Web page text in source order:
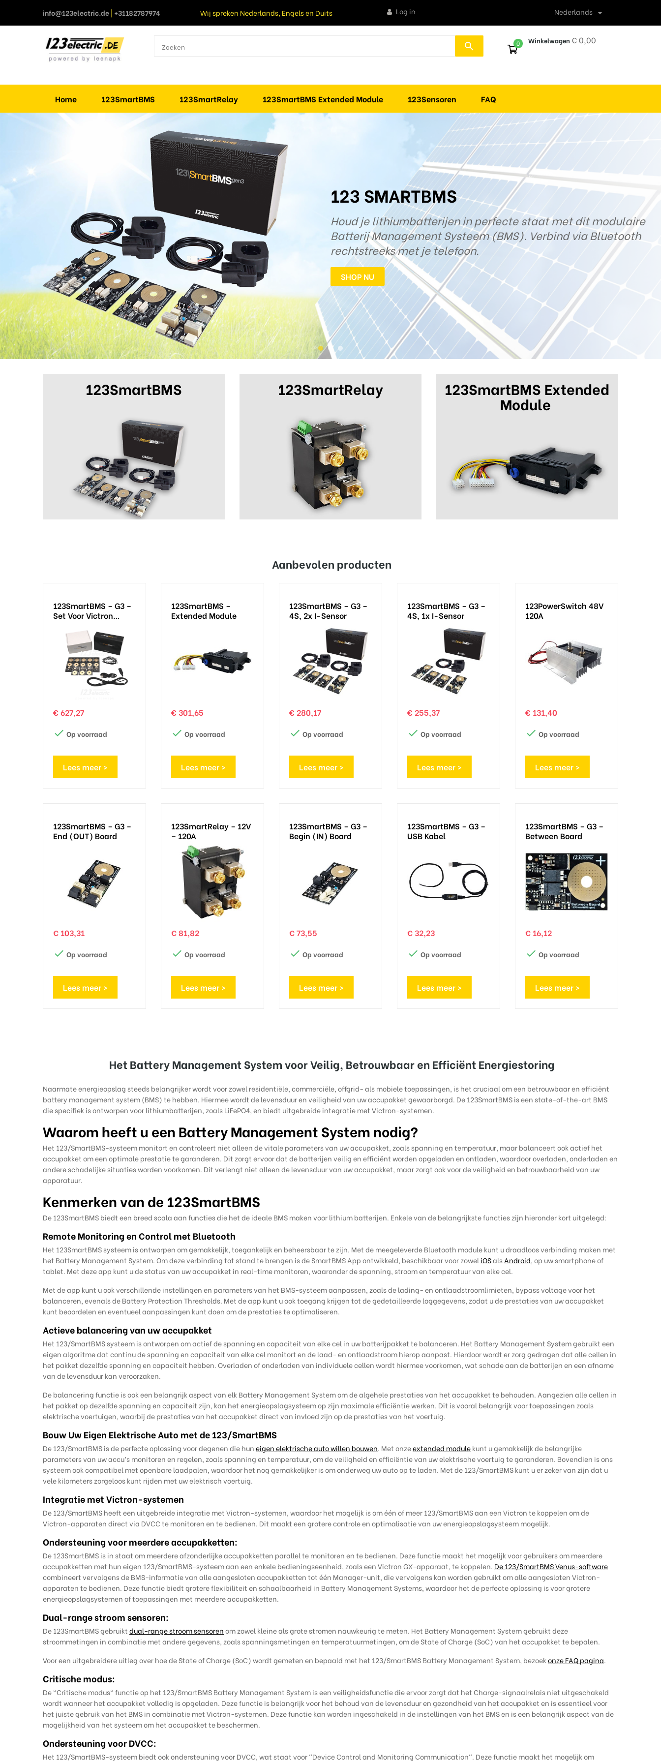
info@123electric.de| +31182787974 Wij spreken Nederlands, Engels en Duits Nederlands 
Log in
search Winkelwagen € 0,00
0
Home 123SmartBMS 123SmartRelay 123SmartBMS Extended Module 123Sensoren FAQ
123SmartBMS 123SmartRelay 123SmartBMS Extended
Module
Aanbevolen producten
123SmartBMS – G3 –
Set Voor Victron
– 48V
Prijs
€ 627,27
 Op voorraad
Lees meer >
123SmartBMS –
Extended Module
Prijs
€ 301,65
 Op voorraad
Lees meer >
123SmartBMS – G3 –
4S, 2x I-Sensor
Prijs
€ 280,17
 Op voorraad
Lees meer >
123SmartBMS – G3 –
4S, 1x I-Sensor
Prijs
€ 255,37
 Op voorraad
Lees meer >
123PowerSwitch 48V
120A
Prijs
€ 131,40
 Op voorraad
Lees meer >
123SmartBMS – G3 –
End (OUT) Board
Prijs
€ 103,31
 Op voorraad
Lees meer >
123SmartRelay – 12V
– 120A
Prijs
€ 81,82
 Op voorraad
Lees meer >
123SmartBMS – G3 –
Begin (IN) Board
Prijs
€ 73,55
 Op voorraad
Lees meer >
123SmartBMS – G3 –
USB Kabel
Prijs
€ 32,23
 Op voorraad
Lees meer >
123SmartBMS – G3 –
Between Board
Prijs
€ 16,12
 Op voorraad
Lees meer >
Het Battery Management System voor Veilig, Betrouwbaar en Efficiënt Energiestoring
Naarmate energieopslag steeds belangrijker wordt voor zowel residentiële, commerciële, offgrid- als mobiele toepassingen, is het cruciaal om een betrouwbaar en efficiënt
battery management system (BMS) te hebben. Hiermee wordt de levensduur en veiligheid van uw accupakket gewaarborgd. De 123SmartBMS is een state-of-the-art BMS
die specifiek is ontworpen voor lithiumbatterijen, zoals LiFePO4, en biedt uitgebreide integratie met Victron-systemen.
Waarom heeft u een Battery Management System nodig?
Het 123/SmartBMS-systeem monitort en controleert niet alleen de vitale parameters van uw accupakket, zoals spanning en temperatuur, maar balanceert ook actief het
accupakket om een optimale prestatie te garanderen. Dit zorgt ervoor dat de batterijen veilig en efficiënt worden opgeladen en ontladen, waardoor overladen, onderladen en
andere schadelijke situaties worden voorkomen. Dit verlengt niet alleen de levensduur van uw accupakket, maar zorgt ook voor de veiligheid en betrouwbaarheid van uw
apparatuur.
Kenmerken van de 123SmartBMS
De 123SmartBMS biedt een breed scala aan functies die het de ideale BMS maken voor lithium batterijen. Enkele van de belangrijkste functies zijn hieronder kort uitgelegd:
Remote Monitoring en Control met Bluetooth
Het 123SmartBMS systeem is ontworpen om gemakkelijk, toegankelijk en beheersbaar te zijn. Met de meegeleverde Bluetooth module kunt u draadloos verbinding maken met
het Battery Management System. Om deze verbinding tot stand te brengen is de SmartBMS App ontwikkeld, beschikbaar voor zowel iOSalsAndroid, op uw smartphone of
tablet. Met deze app kunt u de status van uw accupakket in real-time monitoren, waaronder de spanning, stroom en temperatuur van elke cel.
Met de app kunt u ook verschillende instellingen en parameters van het BMS-systeem aanpassen, zoals de lading- en ontlaadstroomlimieten, bypass voltage voor het
balanceren, evenals de Battery Protection Thresholds. Met de app kunt u ook toegang krijgen tot de gedetailleerde loggegevens, zodat u de prestaties van uw accupakket
kunt beoordelen en eventueel aanpassingen kunt doen om de prestaties te optimaliseren.
Actieve balancering van uw accupakket
Het 123/SmartBMS systeem is ontworpen om actief de spanning en capaciteit van elke cel in uw batterijpakket te balanceren. Het Battery Management System gebruikt een
eigen algoritme dat continu de spanning en capaciteit van elke cel monitort en de laad- en ontlaadstroom hierop aanpast. Hierdoor wordt er zorg gedragen dat alle cellen in
het pakket dezelfde spanning en capaciteit hebben. Overladen of onderladen van individuele cellen wordt hiermee voorkomen, wat schade aan de batterijen en een afname
van de levensduur kan veroorzaken.
De balancering functie is ook een belangrijk aspect van elk Battery Management System om de algehele prestaties van het accupakket te behouden. Aangezien alle cellen in
het pakket op dezelfde spanning en capaciteit zijn, kan het energieopslagsysteem op zijn maximale efficiëntie werken. Dit is vooral belangrijk voor toepassingen zoals
elektrische voertuigen, waarbij de prestaties van het accupakket direct van invloed zijn op de prestaties van het voertuig.
Bouw Uw Eigen Elektrische Auto met de 123/SmartBMS
De 123/SmartBMS is de perfecte oplossing voor degenen die huneigen elektrische auto willen bouwen. Met onzeextended modulekunt u gemakkelijk de belangrijke
parameters van uw accu’s monitoren en regelen, zoals spanning en temperatuur, om de veiligheid en efficiëntie van uw elektrische voertuig te garanderen. Bovendien is ons
systeem ook compatibel met openbare laadpalen, waardoor het nog gemakkelijker is om onderweg uw auto op te laden. Met de 123/SmartBMS kunt u er zeker van zijn dat u
vele kilometers zorgeloos kunt rijden met uw elektrisch voertuig.
Integratie met Victron-systemen
De 123/SmartBMS heeft een uitgebreide integratie met Victron-systemen, waardoor het mogelijk is om één of meer 123/SmartBMS aan een Victron te koppelen om de
Victron-apparaten direct via DVCC te monitoren en te bedienen. Dit maakt een grotere controle en optimalisatie van uw energieopslagsysteem mogelijk.
Ondersteuning voor meerdere accupakketten:
De 123SmartBMS is in staat om meerdere afzonderlijke accupakketten parallel te monitoren en te bedienen. Deze functie maakt het mogelijk voor gebruikers om meerdere
accupakketten met hun eigen 123/SmartBMS-systeem aan een enkele bedieningseenheid, zoals een Victron GX-apparaat, te koppelen. De 123/SmartBMS Venus-software
combineert vervolgens de BMS-informatie van alle aangesloten accupakketten tot één Manager-unit, die vervolgens kan worden gebruikt om alle aangesloten Victron-
apparaten te bedienen. Deze functie biedt grotere flexibiliteit en schaalbaarheid in Battery Management Systems, waardoor het de perfecte oplossing is voor grotere
energieopslagsystemen of toepassingen met meerdere accupakketten.
Dual-range stroom sensoren:
De 123SmartBMS gebruiktdual-range stroom sensorenom zowel kleine als grote stromen nauwkeurig te meten. Het Battery Management System gebruikt deze
stroommetingen in combinatie met andere gegevens, zoals spanningsmetingen en temperatuurmetingen, om de State of Charge (SoC) van het accupakket te bepalen.
Voor een uitgebreidere uitleg over hoe de State of Charge (SoC) wordt gemeten en bepaald met het 123/SmartBMS Battery Management System, bezoekonze FAQ pagina.
Critische modus:
De "Critische modus" functie op het 123/SmartBMS Battery Management System is een veiligheidsfunctie die ervoor zorgt dat het Charge-signaalrelais niet uitgeschakeld
wordt wanneer het accupakket volledig is opgeladen. Deze functie is belangrijk voor het behoud van de levensduur en gezondheid van het accupakket en is essentieel voor
het juiste gebruik van het BMS in combinatie met Victron-systemen. Deze functie kan worden ingeschakeld in de instellingen van het BMS en is een belangrijk aspect van de
mogelijkheid van het systeem om het accupakket te beschermen.
Ondersteuning voor DVCC:
Het 123/SmartBMS-systeem biedt ook ondersteuning voor DVCC, wat staat voor "Device Control and Monitoring Communication". Deze functie maakt het mogelijk om